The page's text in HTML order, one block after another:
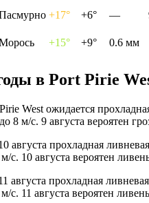
+17° +6° —
+15° +9° 0.6 мм
в Port Pirie
West ожидается
8 м/с. 9 августа вероятен
августа прохладная
с. 10 августа вероятен
августа прохладная
с. 11 августа вероятен